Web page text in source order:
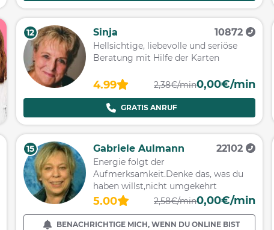
12 Sinja 10872
Hellsichtige, liebevolle und seriöse
Beratung mit Hilfe der Karten
4.99 2,38€/min0,00€/min
GRATIS ANRUF
15 Gabriele Aulmann 22102
Energie folgt der
Aufmerksamkeit.Denke das, was du
haben willst,nicht umgekehrt
5.00 2,58€/min0,00€/min
BENACHRICHTIGE MICH, WENN DU ONLINE BIST